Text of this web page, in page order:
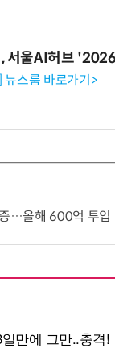
서울AI허브
뉴스룸 바로가기>
…올해 600억 투입